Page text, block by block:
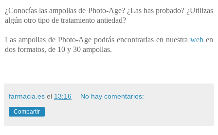
¿Conocías las ampollas de Photo-Age? ¿Las has probado? ¿Utilizas
algún otro tipo de tratamiento antiedad?
Las ampollas de Photo-Age podrás encontrarlas en nuestra web en
dos formatos, de 10 y 30 ampollas.
farmacia.es el 13:16 No hay comentarios:
Compartir